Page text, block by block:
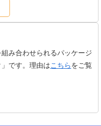
み合わせられるパッケージ
です。理由はこちらをご覧